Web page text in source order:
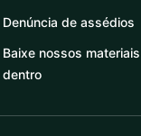
Denúncia de assédios
Baixe nossos
dentro